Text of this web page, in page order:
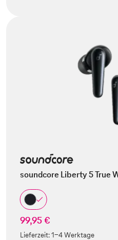
soundcore Liberty 5 True
99,95 €
Lieferzeit:1-4 Werktage